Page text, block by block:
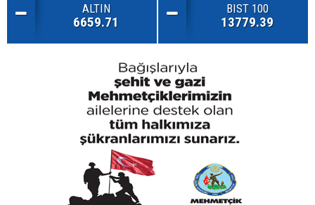
ALTIN
6659.71
BIST 100
13779.39